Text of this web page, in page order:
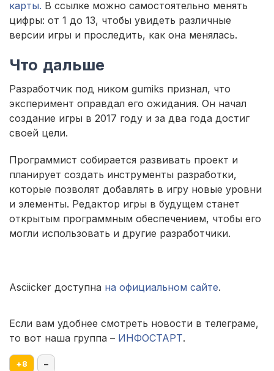
карты. В ссылке можно самостоятельно менять
цифры: от 1 до 13, чтобы увидеть различные
версии игры и проследить, как она менялась.
Что дальше
Разработчик под ником gumiks признал, что
эксперимент оправдал его ожидания. Он начал
создание игры в 2017 году и за два года достиг
своей цели.
Программист собирается развивать проект и
планирует создать инструменты разработки,
которые позволят добавлять в игру новые уровни
и элементы. Редактор игры в будущем станет
открытым программным обеспечением, чтобы его
могли использовать и другие разработчики.
Asciicker доступна на официальном сайте.
Если вам удобнее смотреть новости в телеграме,
то вот наша группа – ИНФОСТАРТ.
+8 –